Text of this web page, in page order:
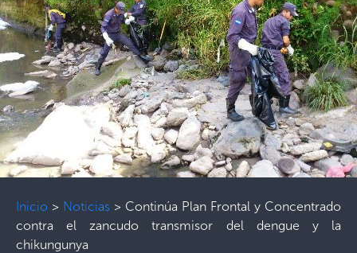
Inicio > Noticias > Continúa Plan Frontal y Concentrado
contra el zancudo transmisor del dengue y la
chikungunya